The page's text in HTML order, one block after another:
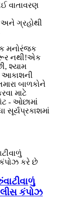
વાતાવરણ
ગ્રહોથી
મનોરંજક
નથી!એક
શ્યામ
આકાશની
બાળકોને
માટે
- ઓછામાં
સૂર્યપ્રકાશમાં
કંપોઝ